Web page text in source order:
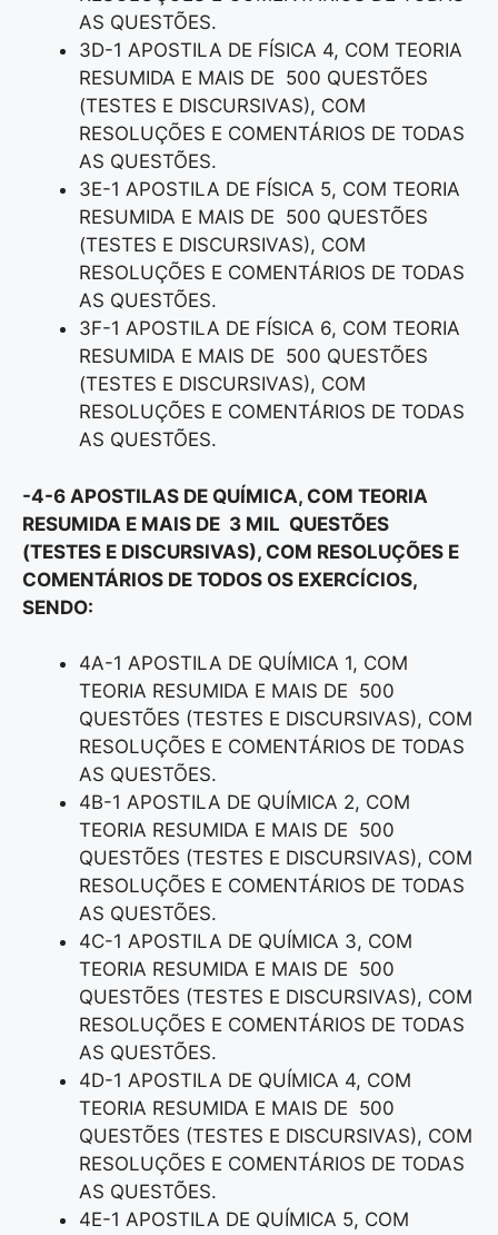
AS QUESTÕES.
3D-1 APOSTILA DE FÍSICA 4, COM TEORIA
RESUMIDA E MAIS DE 500 QUESTÕES
(TESTES E DISCURSIVAS), COM
RESOLUÇÕES E COMENTÁRIOS DE TODAS
AS QUESTÕES.
3E-1 APOSTILA DE FÍSICA 5, COM TEORIA
RESUMIDA E MAIS DE 500 QUESTÕES
(TESTES E DISCURSIVAS), COM
RESOLUÇÕES E COMENTÁRIOS DE TODAS
AS QUESTÕES.
3F-1 APOSTILA DE FÍSICA 6, COM TEORIA
RESUMIDA E MAIS DE 500 QUESTÕES
(TESTES E DISCURSIVAS), COM
RESOLUÇÕES E COMENTÁRIOS DE TODAS
AS QUESTÕES.
-4-6 APOSTILAS DE QUÍMICA, COM TEORIA
RESUMIDA E MAIS DE 3 MIL QUESTÕES
(TESTES E DISCURSIVAS), COM RESOLUÇÕES E
COMENTÁRIOS DE TODOS OS EXERCÍCIOS,
SENDO:
4A-1 APOSTILA DE QUÍMICA 1, COM
TEORIA RESUMIDA E MAIS DE 500
QUESTÕES (TESTES E DISCURSIVAS), COM
RESOLUÇÕES E COMENTÁRIOS DE TODAS
AS QUESTÕES.
4B-1 APOSTILA DE QUÍMICA 2, COM
TEORIA RESUMIDA E MAIS DE 500
QUESTÕES (TESTES E DISCURSIVAS), COM
RESOLUÇÕES E COMENTÁRIOS DE TODAS
AS QUESTÕES.
4C-1 APOSTILA DE QUÍMICA 3, COM
TEORIA RESUMIDA E MAIS DE 500
QUESTÕES (TESTES E DISCURSIVAS), COM
RESOLUÇÕES E COMENTÁRIOS DE TODAS
AS QUESTÕES.
4D-1 APOSTILA DE QUÍMICA 4, COM
TEORIA RESUMIDA E MAIS DE 500
QUESTÕES (TESTES E DISCURSIVAS), COM
RESOLUÇÕES E COMENTÁRIOS DE TODAS
AS QUESTÕES.
4E-1 APOSTILA DE QUÍMICA 5, COM